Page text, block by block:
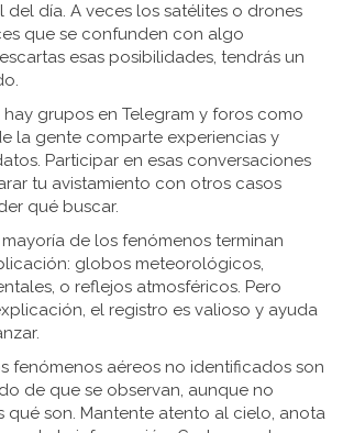
del día. A veces los satélites o drones
que se confunden con algo
esas posibilidades, tendrás un
grupos en Telegram y foros como
la gente comparte experiencias y
Participar en esas conversaciones
tu avistamiento con otros casos
qué buscar.
de los fenómenos terminan
globos meteorológicos,
o reflejos atmosféricos. Pero
el registro es valioso y ayuda
fenómenos aéreos no identificados son
de que se observan, aunque no
qué son. Mantente atento al cielo, anota